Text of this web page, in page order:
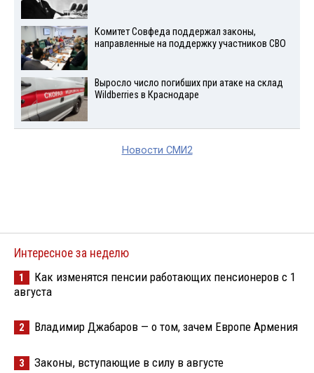
Комитет Совфеда поддержал законы,
направленные на поддержку участников СВО
Выросло число погибших при атаке на склад
Wildberries в Краснодаре
Новости СМИ2
Интересное за неделю
1
Как изменятся пенсии работающих пенсионеров с 1
августа
2 Владимир Джабаров — о том, зачем Европе Армения
3 Законы, вступающие в силу в августе